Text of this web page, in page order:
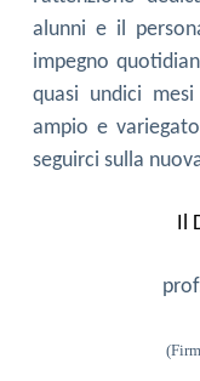
alunni e il
impegno
quasi undici
ampio e
seguirci sulla
Il